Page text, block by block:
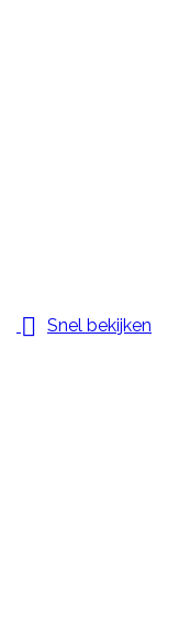
 Snel bekijken